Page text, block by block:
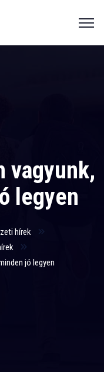
vagyunk,
legyen
hírek
jó legyen